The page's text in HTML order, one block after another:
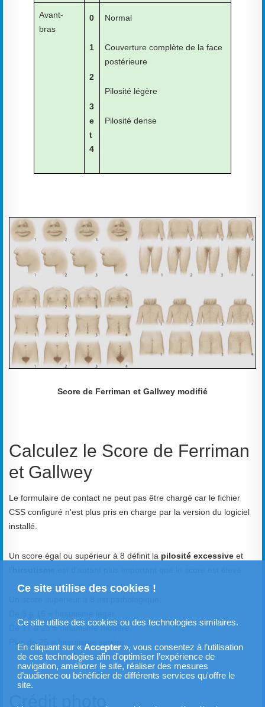
Ce site utilise des cookies !
Ce site utilise des cookies ou des technologies similaires.
En cliquant sur « Accepter», vous consentez à l’utilisation
de ces technologies afin d'optimiser l’expérience de
navigation, améliorer le site, réaliser des mesures
d’audience ou bénéficier de différents services qu'offre le
site.
Avant-
bras
0
1
2
3
e
t
4
Normal
Couverture complète de la face
postérieure
Pilosité légère
Pilosité dense
Score de Ferriman et Gallwey modifié
Calculez le Score de Ferriman
et Gallwey
Le formulaire de contact ne peut pas être chargé car le fichier
CSS configuré n'est plus pris en charge par la version du logiciel
installé.
Un score égal ou supérieur à 8 définit la pilosité excessive et
De 17 à 25 = hirsutisme modéré.
Plus de 25 = hirsutisme sévère.
Crédit photo